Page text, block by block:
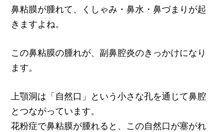
鼻粘膜が腫れて、くしゃみ・鼻水・鼻づまりが起
きますよね。
この鼻粘膜の腫れが、副鼻腔炎のきっかけになり
ます。
上顎洞は「自然口」という小さな孔を通じて鼻腔
とつながっています。
花粉症で鼻粘膜が腫れると、この自然口が塞がれ